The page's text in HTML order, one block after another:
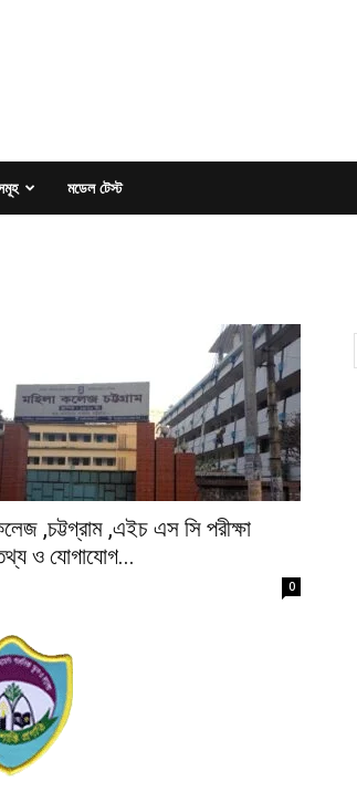
মডেল টেস্ট
,চট্টগ্রাম ,এইচ এস সি পরীক্ষা
ও যোগাযোগ...
0